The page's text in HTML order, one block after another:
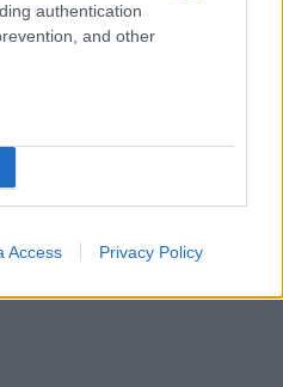
authentication
and other
Access Privacy Policy